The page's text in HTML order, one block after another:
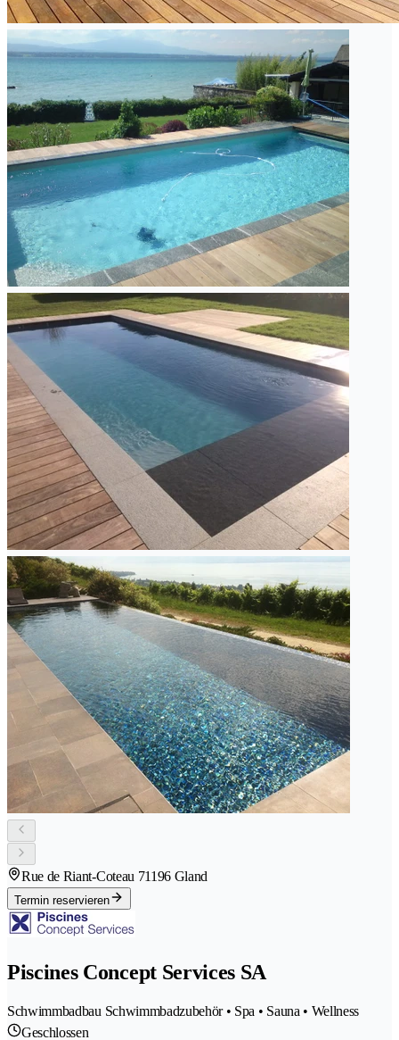
Rue de Riant-Coteau 71196 Gland
Termin reservieren
Piscines Concept Services SA
Schwimmbadbau Schwimmbadzubehör • Spa • Sauna • Wellness
Geschlossen